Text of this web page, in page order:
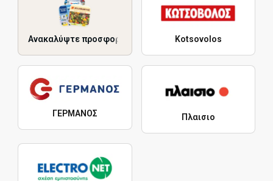
Ανακαλύψτε προσφορές Kotsovolos
ΓΕΡΜΑΝΟΣ Πλαισιο